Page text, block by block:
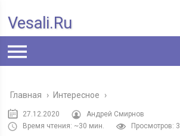
Vesali.ru
Главная › Интересное ›
27.12.2020
Андрей Смирнов
Время чтения: ~30 мин.
Просмотров: 3